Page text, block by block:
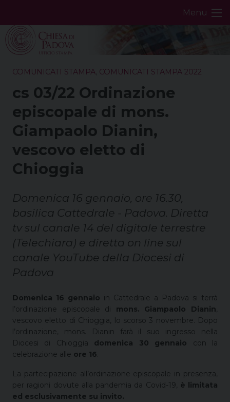
content
Menu
COMUNICATI STAMPA COMUNICATI STAMPA 2022
cs 03/22 Ordinazione
episcopale di mons.
Giampaolo Dianin,
vescovo eletto di
Chioggia
Domenica 16 gennaio, ore 16.30,
basilica Cattedrale - Padova. Diretta
tv sul canale 14 del digitale terrestre
(Telechiara) e diretta on line sul
canale YouTube della Diocesi di
Padova
Domenica 16 gennaio in Cattedrale a Padova si terrà
l’ordinazione episcopale di mons. Giampaolo Dianin,
vescovo eletto di Chioggia, lo scorso 3 novembre. Dopo
l’ordinazione, mons. Dianin farà il suo ingresso nella
Diocesi di Chioggia domenica 30 gennaio con la
celebrazione alle ore 16
La partecipazione all’ordinazione episcopale in presenza,
per ragioni dovute alla pandemia da Covid-19, è limitata
ed esclusivamente su invito.